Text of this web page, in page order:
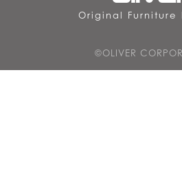
Original Furniture
©OLIVER